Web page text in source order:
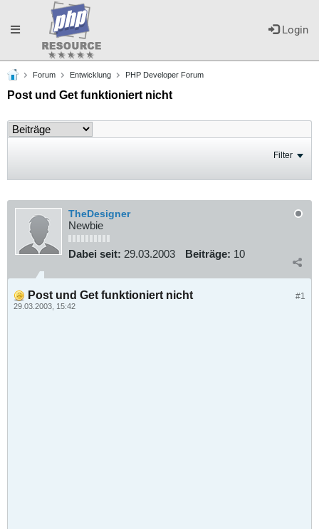
Login
Toggle
navigation
Forum Entwicklung PHP Developer Forum
Post und Get funktioniert nicht
Filter
TheDesigner
Newbie
Dabei seit: 29.03.2003 Beiträge: 10
#1
Post und Get funktioniert nicht
29.03.2003, 15:42